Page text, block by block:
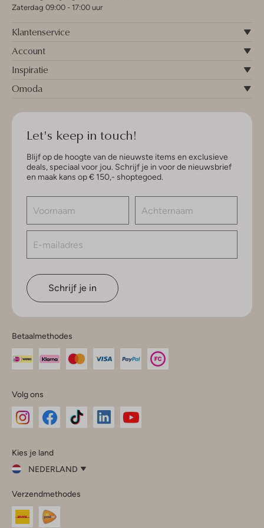
Zaterdag 09:00 - 17:00 uur
Klantenservice
Account
Inspiratie
Omoda
Let's keep in touch!
Blijf op de hoogte van de nieuwste items en exclusieve
deals, speciaal voor jou. Schrijf je in voor de nieuwsbrief
en maak kans op € 150,- shoptegoed.
Schrijf je in
Betaalmethodes
Volg ons
InstagramFacebook
Kies je land
NEDERLAND
je
land
Nederland
Verzendmethodes